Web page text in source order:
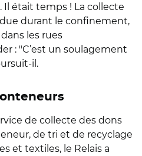
Il était temps ! La collecte
durant le confinement,
les rues
: "C’est un soulagement
il.
de collecte des dons
de tri et de recyclage
et textiles, le Relais a